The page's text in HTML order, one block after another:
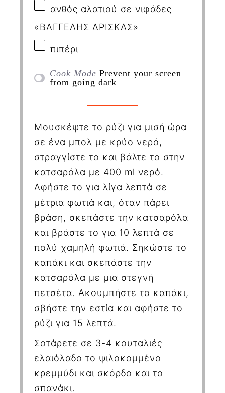
ανθός αλατιού σε νιφάδες
«ΒΑΓΓΕΛΗΣ ΔΡΙΣΚΑΣ»
πιπέρι
Cook Mode Prevent your screen
from going dark
Μουσκέψτε το ρύζι για μισή ώρα
σε ένα μπολ με κρύο νερό,
στραγγίστε το και βάλτε το στην
κατσαρόλα με 400 ml νερό.
Αφήστε το για λίγα λεπτά σε
μέτρια φωτιά και, όταν πάρει
βράση, σκεπάστε την κατσαρόλα
και βράστε το για 10 λεπτά σε
πολύ χαμηλή φωτιά. Σηκώστε το
καπάκι και σκεπάστε την
κατσαρόλα με μια στεγνή
πετσέτα. Ακουμπήστε το καπάκι,
σβήστε την εστία και αφήστε το
ρύζι για 15 λεπτά.
Σοτάρετε σε 3-4 κουταλιές
ελαιόλαδο το ψιλοκομμένο
κρεμμύδι και σκόρδο και το
σπανάκι.